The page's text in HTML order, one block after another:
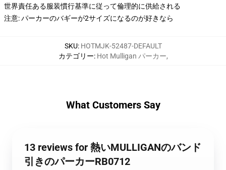
世界責任ある服装慣行基準に従って倫理的に供給される
注意: パーカーのバギーが2サイズになるのが好きなら
SKU: HOTMJK-52487-DEFAULT
カテゴリー: Hot Mulligan パーカー,
What Customers Say
13 reviews for 熱いMULLIGANのバンド
引きのパーカーRB0712